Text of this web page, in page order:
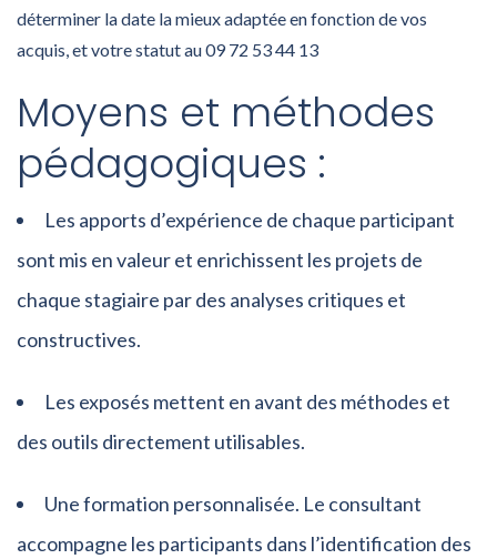
déterminer la date la mieux adaptée en fonction de vos
acquis, et votre statut au 09 72 53 44 13
Moyens et méthodes
pédagogiques :
Les apports d’expérience de chaque participant
sont mis en valeur et enrichissent les projets de
chaque stagiaire par des analyses critiques et
constructives.
Les exposés mettent en avant des méthodes et
des outils directement utilisables.
Une formation personnalisée. Le consultant
accompagne les participants dans l’identification des